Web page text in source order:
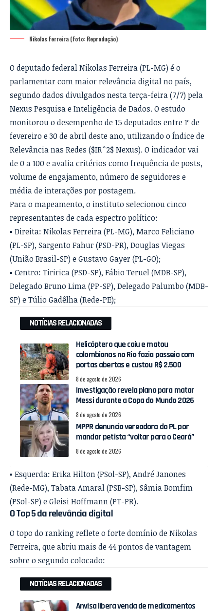
Nikolas Ferreira (Foto: Reprodução)
O deputado federal Nikolas Ferreira (PL-MG) é o
parlamentar com maior relevância digital no país,
segundo dados divulgados nesta terça-feira (7/7) pela
Nexus Pesquisa e Inteligência de Dados. O estudo
monitorou o desempenho de 15 deputados entre 1º de
fevereiro e 30 de abril deste ano, utilizando o Índice de
Relevância nas Redes ($IR^2$ Nexus). O indicador vai
de 0 a 100 e avalia critérios como frequência de posts,
volume de engajamento, número de seguidores e
média de interações por postagem.
Para o mapeamento, o instituto selecionou cinco
representantes de cada espectro político:
▪️ Direita: Nikolas Ferreira (PL-MG), Marco Feliciano
(PL-SP), Sargento Fahur (PSD-PR), Douglas Viegas
(União Brasil-SP) e Gustavo Gayer (PL-GO);
▪️ Centro: Tiririca (PSD-SP), Fábio Teruel (MDB-SP),
Delegado Bruno Lima (PP-SP), Delegado Palumbo (MDB-
SP) e Túlio Gadêlha (Rede-PE);
NOTÍCIAS RELACIONADAS
Helicóptero que caiu e matou
colombianas no Rio fazia passeio com
portas abertas e custou R$ 2.500
8 de agosto de 2026
Investigação revela plano para matar
Messi durante a Copa do Mundo 2026
8 de agosto de 2026
MPPR denuncia vereadora do PL por
mandar petista “voltar para o Ceará”
8 de agosto de 2026
▪️ Esquerda: Erika Hilton (PSol-SP), André Janones
(Rede-MG), Tabata Amaral (PSB-SP), Sâmia Bomfim
(PSol-SP) e Gleisi Hoffmann (PT-PR).
O Top 5 da relevância digital
O topo do ranking reflete o forte domínio de Nikolas
Ferreira, que abriu mais de 44 pontos de vantagem
sobre o segundo colocado:
NOTÍCIAS RELACIONADAS
Anvisa libera venda de medicamentos